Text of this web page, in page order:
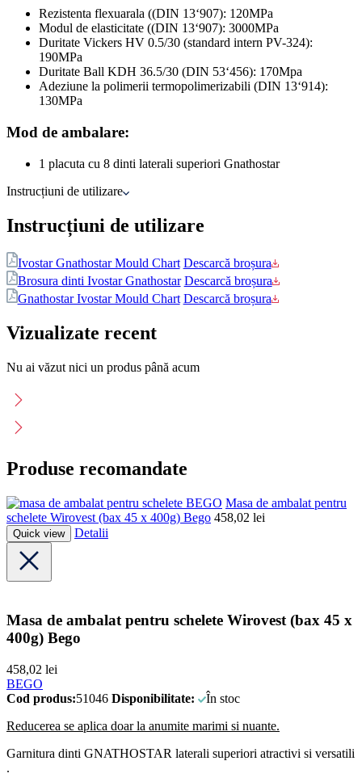
Rezistenta flexuarala ((DIN 13‘907): 120MPa
Modul de elasticitate ((DIN 13‘907): 3000MPa
Duritate Vickers HV 0.5/30 (standard intern PV-324):
190MPa
Duritate Ball KDH 36.5/30 (DIN 53‘456): 170Mpa
Adeziune la polimerii termopolimerizabili (DIN 13‘914):
130MPa
Mod de ambalare:
1 placuta cu 8 dinti laterali superiori Gnathostar
Instrucțiuni de utilizare
Instrucțiuni de utilizare
Ivostar Gnathostar Mould Chart Descarcă broșura
Brosura dinti Ivostar Gnathostar Descarcă broșura
Gnathostar Ivostar Mould Chart Descarcă broșura
Vizualizate recent
Nu ai văzut nici un produs până acum
Produse recomandate
BEGO Masa de ambalat pentru
schelete Wirovest (bax 45 x 400g) Bego 458,02 lei
Quick view Detalii
Masa de ambalat pentru schelete Wirovest (bax 45 x
400g) Bego
458,02 lei
BEGO
Cod produs:51046 Disponibilitate:
În stoc
Reducerea se aplica doar la anumite marimi si nuante.
Garnitura dinti GNATHOSTAR laterali superiori atractivi si versatili
.